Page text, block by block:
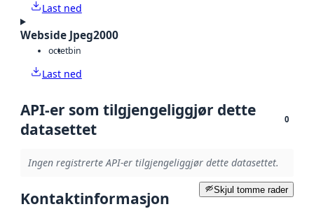
Last ned
Webside Jpeg2000
octetbin
Last ned
API-er som tilgjengeliggjør dette
datasettet
0
Ingen registrerte API-er tilgjengeliggjør dette datasettet.
Skjul tomme rader
Kontaktinformasjon